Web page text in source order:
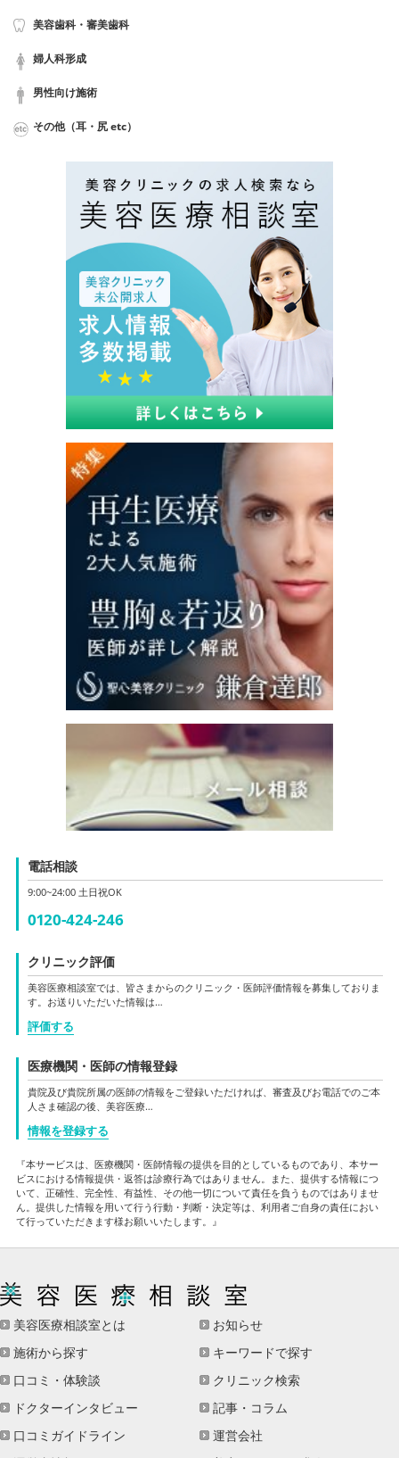
美容歯科・審美歯科
婦人科形成
男性向け施術
その他（耳・尻 etc）
電話相談
9:00~24:00 土日祝OK
0120-424-246
クリニック評価
美容医療相談室では、皆さまからのクリニック・医師評価情報を募集しておりま
す。お送りいただいた情報は…
評価する
医療機関・医師の情報登録
貴院及び貴院所属の医師の情報をご登録いただければ、審査及びお電話でのご本
人さま確認の後、美容医療…
情報を登録する
『本サービスは、医療機関・医師情報の提供を目的としているものであり、本サー
ビスにおける情報提供・返答は診療行為ではありません。また、提供する情報につ
いて、正確性、完全性、有益性、その他一切について責任を負うものではありませ
ん。提供した情報を用いて行う行動・判断・決定等は、利用者ご自身の責任におい
て行っていただきます様お願いいたします。』
美容医療相談室とは
お知らせ
施術から探す
キーワードで探す
口コミ・体験談
クリニック検索
ドクターインタビュー
記事・コラム
口コミガイドライン
運営会社